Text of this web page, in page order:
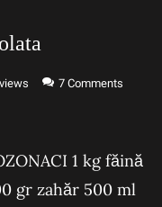
7 Comments
1 kg făină
gr zahăr 500 ml